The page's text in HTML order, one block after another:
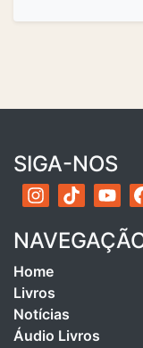
SIGA-NOS
Home
Livros
Notícias
Áudio Livros